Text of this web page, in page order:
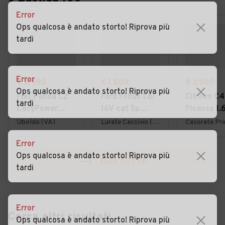
€ 4.950
Fiat Panda 1.2
EasyPower
Lounge
Uboldo (VA)
Ford Focus 1.6i
Ambiente
Lurate Caccivio (CO)
Citroen C4
Picasso
7posti
VEDI TUTTE
Cerca altri risultati
Error
Ops qualcosa è andato storto! Riprova più
tardi
Error
Ops qualcosa è andato storto! Riprova più
tardi
Error
Ops qualcosa è andato storto! Riprova più
tardi
Error
Ops qualcosa è andato storto! Riprova più